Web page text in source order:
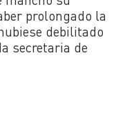
prolongado la
debilitado
secretaria de